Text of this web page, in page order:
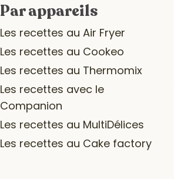
Par appareils
Les recettes au Air Fryer
Les recettes au Cookeo
Les recettes au Thermomix
Les recettes avec le
Companion
Les recettes au MultiDélices
Les recettes au Cake factory